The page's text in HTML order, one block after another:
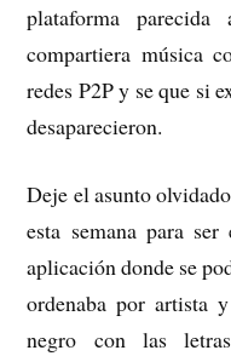
plataforma
compartiera música
redes P2P y se que si
desaparecieron.
Deje el asunto
esta semana para
aplicación donde se
ordenaba por artista
negro con las